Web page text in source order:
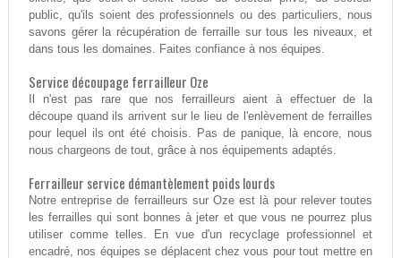
public, qu'ils soient des professionnels ou des particuliers, nous
savons gérer la récupération de ferraille sur tous les niveaux, et
dans tous les domaines. Faites confiance à nos équipes.
Service découpage ferrailleur Oze
Il n'est pas rare que nos ferrailleurs aient à effectuer de la
découpe quand ils arrivent sur le lieu de l'enlèvement de ferrailles
pour lequel ils ont été choisis. Pas de panique, là encore, nous
nous chargeons de tout, grâce à nos équipements adaptés.
Ferrailleur service démantèlement poids lourds
Notre entreprise de ferrailleurs sur Oze est là pour relever toutes
les ferrailles qui sont bonnes à jeter et que vous ne pourrez plus
utiliser comme telles. En vue d'un recyclage professionnel et
encadré, nos équipes se déplacent chez vous pour tout mettre en